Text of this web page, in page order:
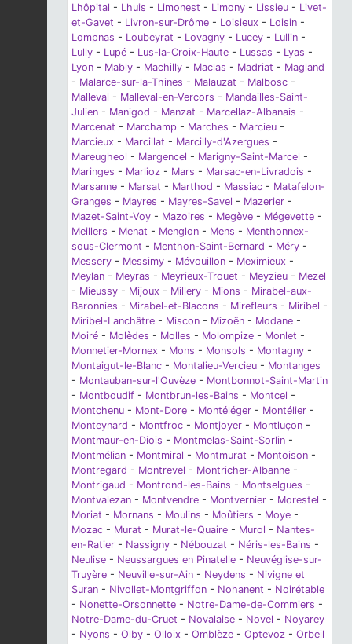
Lhôpital - Lhuis - Limonest - Limony - Lissieu - Livet-
et-Gavet - Livron-sur-Drôme - Loisieux - Loisin -
Lompnas - Loubeyrat - Lovagny - Lucey - Lullin -
Lully - Lupé - Lus-la-Croix-Haute - Lussas - Lyas -
Lyon - Mably - Machilly - Maclas - Madriat - Magland
- Malarce-sur-la-Thines - Malauzat - Malbosc -
Malleval - Malleval-en-Vercors - Mandailles-Saint-
Julien - Manigod - Manzat - Marcellaz-Albanais -
Marcenat - Marchamp - Marches - Marcieu -
Marcieux - Marcillat - Marcilly-d'Azergues -
Mareugheol - Margencel - Marigny-Saint-Marcel -
Maringes - Marlioz - Mars - Marsac-en-Livradois -
Marsanne - Marsat - Marthod - Massiac - Matafelon-
Granges - Mayres - Mayres-Savel - Mazerier -
Mazet-Saint-Voy - Mazoires - Megève - Mégevette -
Meillers - Menat - Menglon - Mens - Menthonnex-
sous-Clermont - Menthon-Saint-Bernard - Méry -
Messery - Messimy - Mévouillon - Meximieux -
Meylan - Meyras - Meyrieux-Trouet - Meyzieu - Mezel
- Mieussy - Mijoux - Millery - Mions - Mirabel-aux-
Baronnies - Mirabel-et-Blacons - Mirefleurs - Miribel -
Miribel-Lanchâtre - Miscon - Mizoën - Modane -
Moiré - Molèdes - Molles - Molompize - Monlet -
Monnetier-Mornex - Mons - Monsols - Montagny -
Montaigut-le-Blanc - Montalieu-Vercieu - Montanges
- Montauban-sur-l'Ouvèze - Montbonnot-Saint-Martin
- Montboudif - Montbrun-les-Bains - Montcel -
Montchenu - Mont-Dore - Montéléger - Montélier -
Monteynard - Montfroc - Montjoyer - Montluçon -
Montmaur-en-Diois - Montmelas-Saint-Sorlin -
Montmélian - Montmiral - Montmurat - Montoison -
Montregard - Montrevel - Montricher-Albanne -
Montrigaud - Montrond-les-Bains - Montselgues -
Montvalezan - Montvendre - Montvernier - Morestel -
Moriat - Mornans - Moulins - Moûtiers - Moye -
Mozac - Murat - Murat-le-Quaire - Murol - Nantes-
en-Ratier - Nassigny - Nébouzat - Néris-les-Bains -
Neulise - Neussargues en Pinatelle - Neuvéglise-sur-
Truyère - Neuville-sur-Ain - Neydens - Nivigne et
Suran - Nivollet-Montgriffon - Nohanent - Noirétable
- Nonette-Orsonnette - Notre-Dame-de-Commiers -
Notre-Dame-du-Cruet - Novalaise - Novel - Noyarey
- Nyons - Olby - Olloix - Omblèze - Optevoz - Orbeil